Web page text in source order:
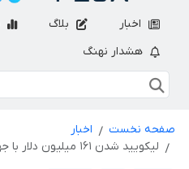
اخبار بلاگ
هشدار نهنگ
صفحه نخست
اخبار
لیکویید شدن ۱۶۱ میلیون دلار با جهش ۱۱ درصدی قیمت بیت کوین